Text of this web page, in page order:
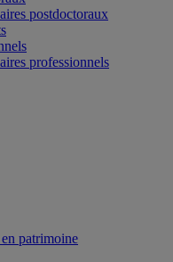
postdoctoraux
professionnels
patrimoine